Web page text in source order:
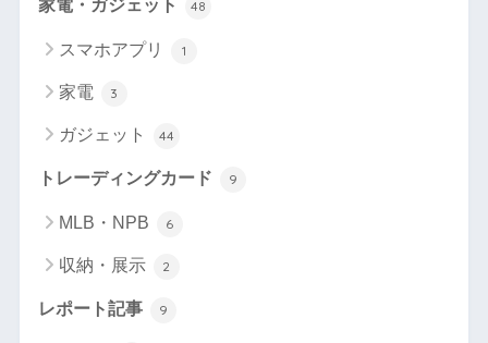
家電・ガジェット 48
スマホアプリ 1
家電 3
ガジェット 44
トレーディングカード 9
MLB・NPB 6
収納・展示 2
レポート記事 9